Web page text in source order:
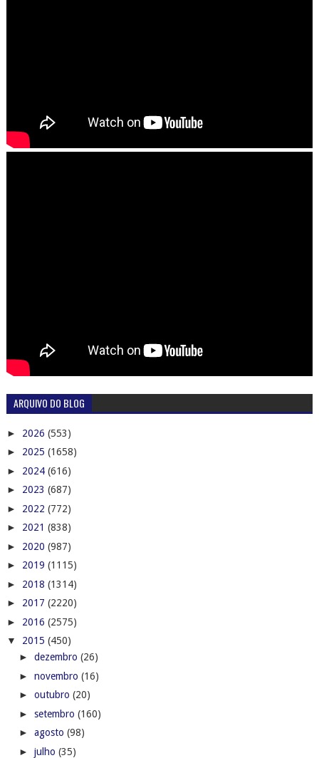
ARQUIVO DO BLOG
► 2026 (553)
► 2025 (1658)
► 2024 (616)
► 2023 (687)
► 2022 (772)
► 2021 (838)
► 2020 (987)
► 2019 (1115)
► 2018 (1314)
► 2017 (2220)
► 2016 (2575)
▼ 2015 (450)
► dezembro (26)
► novembro (16)
► outubro (20)
► setembro (160)
► agosto (98)
► julho (35)